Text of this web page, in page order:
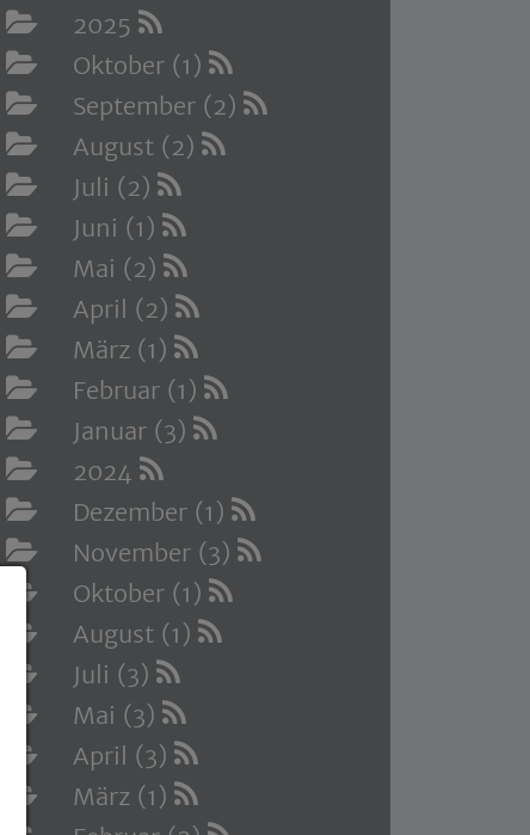
2025
Oktober (1)
September (2)
August (2)
Juli (2)
Juni (1)
Mai (2)
April (2)
März (1)
Februar (1)
Januar (3)
2024
Dezember (1)
November (3)
Oktober (1)
August (1)
Juli (3)
Mai (3)
April (3)
März (1)